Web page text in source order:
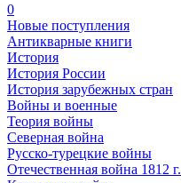
0
Новые поступления
Антикварные книги
История
История России
История зарубежных стран
Войны и военные
Теория войны
Северная война
Русско-турецкие войны
Отечественная война 1812 г.